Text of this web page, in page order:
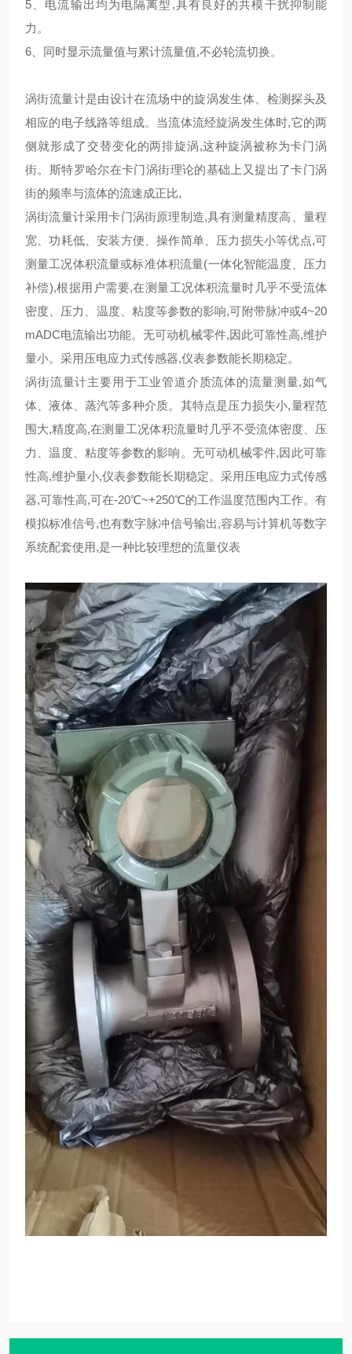
5、电流输出均为电隔离型,具有良好的共模干扰抑制能
力。
6、同时显示流量值与累计流量值,不必轮流切换。
涡街流量计是由设计在流场中的旋涡发生体、检测探头及
相应的电子线路等组成。当流体流经旋涡发生体时,它的两
侧就形成了交替变化的两排旋涡,这种旋涡被称为卡门涡
街。斯特罗哈尔在卡门涡街理论的基础上又提出了卡门涡
街的频率与流体的流速成正比,
涡街流量计采用卡门涡街原理制造,具有测量精度高、量程
宽、功耗低、安装方便、操作简单、压力损失小等优点,可
测量工况体积流量或标准体积流量(一体化智能温度、压力
补偿),根据用户需要,在测量工况体积流量时几乎不受流体
密度、压力、温度、粘度等参数的影响,可附带脉冲或4~20
mADC电流输出功能。无可动机械零件,因此可靠性高,维护
量小。采用压电应力式传感器,仪表参数能长期稳定。
涡街流量计主要用于工业管道介质流体的流量测量,如气
体、液体、蒸汽等多种介质。其特点是压力损失小,量程范
围大,精度高,在测量工况体积流量时几乎不受流体密度、压
力、温度、粘度等参数的影响。无可动机械零件,因此可靠
性高,维护量小,仪表参数能长期稳定。采用压电应力式传感
器,可靠性高,可在-20℃~+250℃的工作温度范围内工作。有
模拟标准信号,也有数字脉冲信号输出,容易与计算机等数字
系统配套使用,是一种比较理想的流量仪表